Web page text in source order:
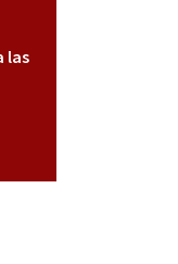
las